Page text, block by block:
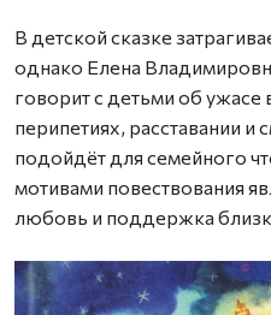
В детской сказке
однако Елена
говорит с детьми об
перипетиях, расставании и
подойдёт для семейного
мотивами повествования
любовь и поддержка